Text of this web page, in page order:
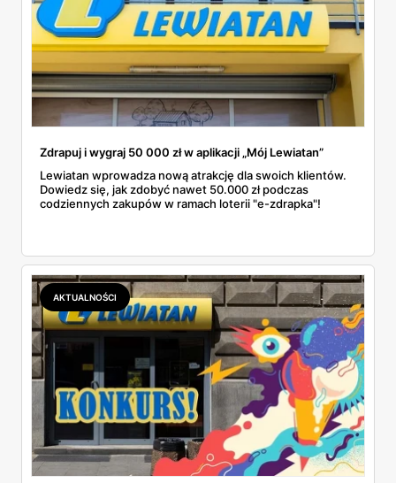
Zdrapuj i wygraj 50 000 zł w aplikacji „Mój Lewiatan”
Lewiatan wprowadza nową atrakcję dla swoich klientów.
Dowiedz się, jak zdobyć nawet 50.000 zł podczas
codziennych zakupów w ramach loterii "e-zdrapka"!
AKTUALNOŚCI